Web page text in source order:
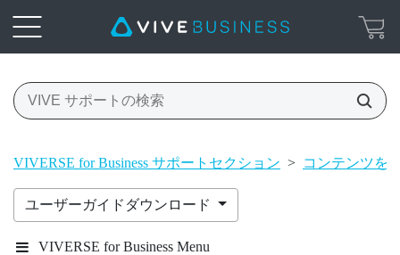
VIVERSE for Business サポートセクション > コンテンツを
ユーザーガイドダウンロード
VIVERSE for Business Menu